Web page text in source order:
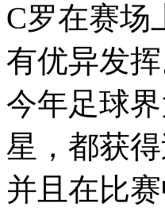
C罗在赛场
有优异发
今年足球
星，都获
并且在比